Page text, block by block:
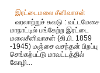
இரட்டைமலை சீனிவாசன்
வரலாற்றுச் சுவடு : வட்டமேசை
மாநாட்டில் பங்கேற்ற இரட்டை
மலைசீனிவாசன் (கி.பி. 1859
-1945) மஞ்சை வசந்தன் பிறப்பு
செங்கற்பட்டு மாவட்டத்தில்
கோழி...